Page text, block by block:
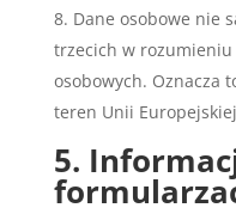
Dane osobowe nie
trzecich w
osobowych. Oznacza
teren Unii
5.